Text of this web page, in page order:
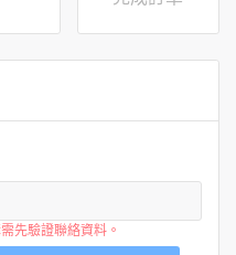
先驗證聯絡資料。